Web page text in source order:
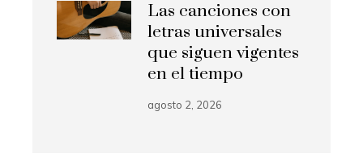
Las canciones con
letras universales
que siguen vigentes
en el tiempo
agosto 2, 2026